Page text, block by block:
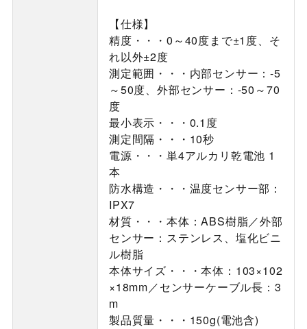
【仕様】
精度・・・0～40度まで±1度、そ
れ以外±2度
測定範囲・・・内部センサー：-5
～50度、外部センサー：-50～70
度
最小表示・・・0.1度
測定間隔・・・10秒
電源・・・単4アルカリ乾電池 1
本
防水構造・・・温度センサー部：
IPX7
材質・・・本体：ABS樹脂／外部
センサー：ステンレス、塩化ビニ
ル樹脂
本体サイズ・・・本体：103×102
×18mm／センサーケーブル長：3
m
製品質量・・・150g(電池含)